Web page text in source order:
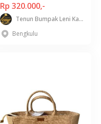
Rp 320.000,-
Tenun Bumpak Leni Kampai
Bengkulu